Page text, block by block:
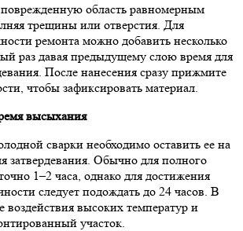
область равномерным
трещины или отверстия. Для
ремонта можно добавить несколько
раз давая предыдущему слою время для
После нанесения сразу прижмите
чтобы зафиксировать материал.
высыхания
сварки необходимо оставить ее на
затвердевания. Обычно для полного
1–2 часа, однако для достижения
следует подождать до 24 часов. В
воздействия высоких температур и
участок.